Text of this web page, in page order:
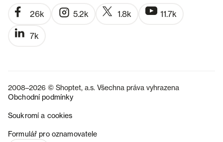
26k 5.2k 1.8k 11.7k
7k
2008–2026 © Shoptet, a.s. Všechna práva vyhrazena
Obchodní podmínky
Soukromí a cookies
Formulář pro oznamovatele